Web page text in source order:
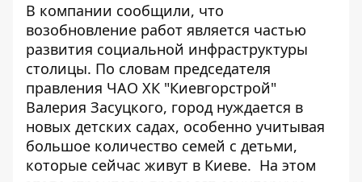
В компании сообщили, что
возобновление работ является частью
развития социальной инфраструктуры
столицы. По словам председателя
правления ЧАО ХК "Киевгорстрой"
Валерия Засуцкого, город нуждается в
новых детских садах, особенно учитывая
большое количество семей с детьми,
которые сейчас живут в Киеве. На этом